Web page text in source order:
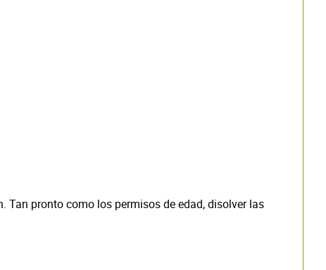
Tan pronto como los permisos de edad, disolver las